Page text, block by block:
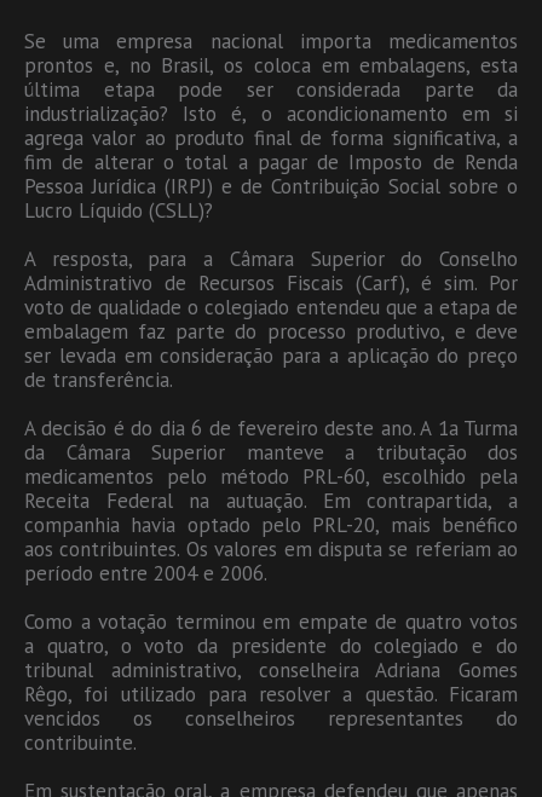
Se uma empresa nacional importa medicamentos
prontos e, no Brasil, os coloca em embalagens, esta
última etapa pode ser considerada parte da
industrialização? Isto é, o acondicionamento em si
agrega valor ao produto final de forma significativa, a
fim de alterar o total a pagar de Imposto de Renda
Pessoa Jurídica (IRPJ) e de Contribuição Social sobre o
Lucro Líquido (CSLL)?
A resposta, para a Câmara Superior do Conselho
Administrativo de Recursos Fiscais (Carf), é sim. Por
voto de qualidade o colegiado entendeu que a etapa de
embalagem faz parte do processo produtivo, e deve
ser levada em consideração para a aplicação do preço
de transferência.
A decisão é do dia 6 de fevereiro deste ano. A 1a Turma
da Câmara Superior manteve a tributação dos
medicamentos pelo método PRL-60, escolhido pela
Receita Federal na autuação. Em contrapartida, a
companhia havia optado pelo PRL-20, mais benéfico
aos contribuintes. Os valores em disputa se referiam ao
período entre 2004 e 2006.
Como a votação terminou em empate de quatro votos
a quatro, o voto da presidente do colegiado e do
tribunal administrativo, conselheira Adriana Gomes
Rêgo, foi utilizado para resolver a questão. Ficaram
vencidos os conselheiros representantes do
contribuinte.
Em sustentação oral, a empresa defendeu que apenas